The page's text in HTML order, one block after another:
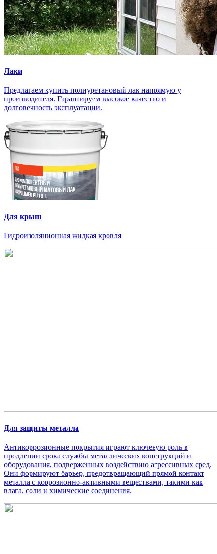
Лаки
Предлагаем купить полиуретановый лак напрямую у
производителя. Гарантируем высокое качество и
долговечность эксплуатации.
Для крыш
Гидроизоляционная жидкая кровля
Для защиты металла
Антикоррозионные покрытия играют ключевую роль в
продлении срока службы металлических конструкций и
оборудования, подверженных воздействию агрессивных сред.
Они формируют барьер, предотвращающий прямой контакт
металла с коррозионно-активными веществами, такими как
влага, соли и химические соединения.